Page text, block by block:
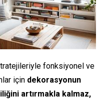
fonksiyonel ve
için dekorasyonun
artırmakla kalmaz,